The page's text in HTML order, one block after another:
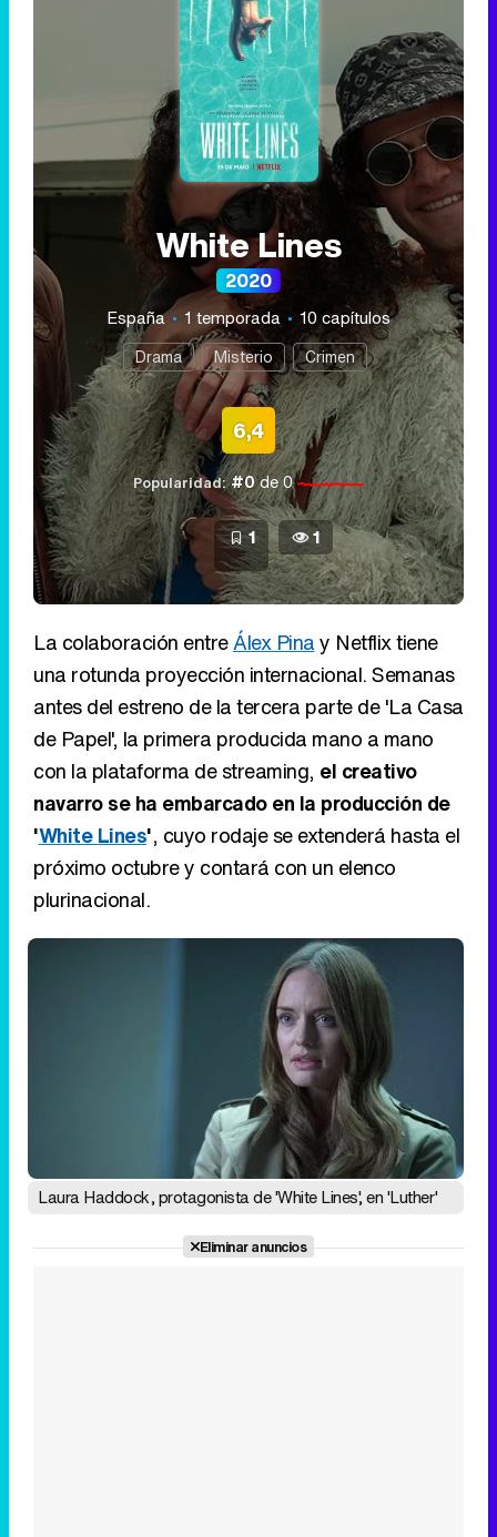
White Lines
2020
España 1 temporada 10 capítulos
Drama Misterio Crimen
6,4
Popularidad: #0de 0
1 1
La colaboración entreÁlex Pinay Netflix tiene
una rotunda proyección internacional. Semanas
antes del estreno de la tercera parte de 'La Casa
de Papel', la primera producida mano a mano
con la plataforma de streaming, el creativo
navarro se ha embarcado en la producción de
'White Lines', cuyo rodaje se extenderá hasta el
próximo octubre y contará con un elenco
plurinacional.
Laura Haddock, protagonista de 'White Lines', en 'Luther'
Eliminar anuncios